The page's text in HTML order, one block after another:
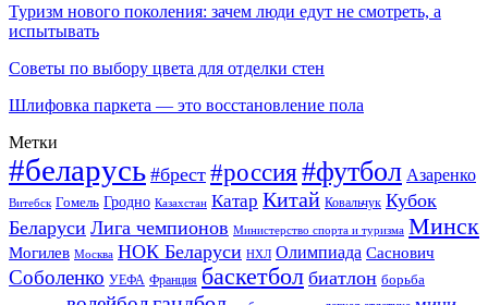
Туризм нового поколения: зачем люди едут не смотреть, а
испытывать
Советы по выбору цвета для отделки стен
Шлифовка паркета — это восстановление пола
Метки
#беларусь #брест #россия#футбол Азаренко
Витебск Гомель Гродно Казахстан Катар Китай Ковальчук Кубок
Беларуси Лига чемпионов Министерство спорта и туризма Минск
Могилев Москва НОК Беларуси НХЛ Олимпиада Саснович
Соболенко УЕФА Франция баскетбол биатлон борьба